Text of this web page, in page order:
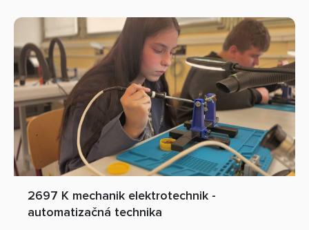
2697 K mechanik elektrotechnik -
automatizačná technika